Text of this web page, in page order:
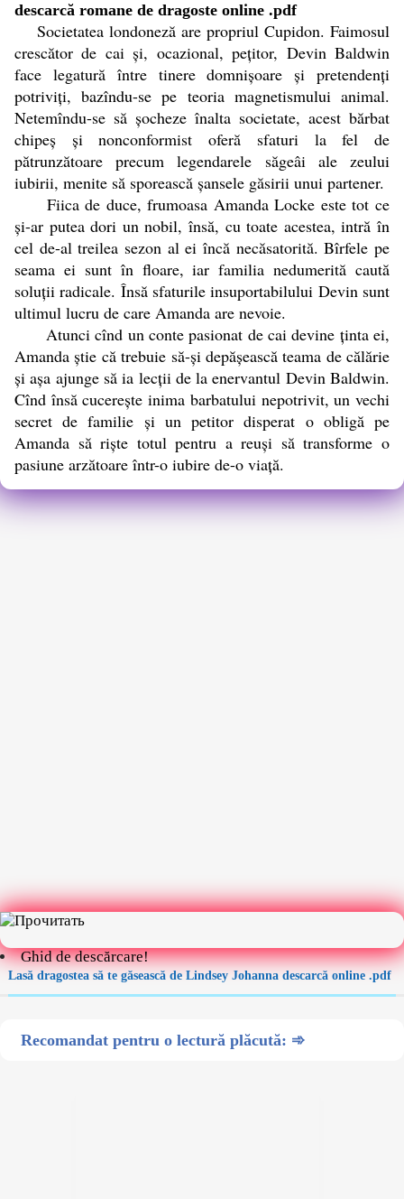
descarcă romane de dragoste online .pdf
Societatea londoneză are propriul Cupidon. Faimosul
crescător de cai și, ocazional, pețitor, Devin Baldwin
face legatură între tinere domnișoare și pretendenți
potriviți, bazîndu-se pe teoria magnetismului animal.
Netemîndu-se să șocheze înalta societate, acest bărbat
chipeș și nonconformist oferă sfaturi la fel de
pătrunzătoare precum legendarele săgeâi ale zeului
iubirii, menite să sporească șansele găsirii unui partener.
Fiica de duce, frumoasa Amanda Locke este tot ce
și-ar putea dori un nobil, însă, cu toate acestea, intră în
cel de-al treilea sezon al ei încă necăsatorită. Bîrfele pe
seama ei sunt în floare, iar familia nedumerită caută
soluții radicale. Însă sfaturile insuportabilului Devin sunt
ultimul lucru de care Amanda are nevoie.
Atunci cînd un conte pasionat de cai devine ținta ei,
Amanda știe că trebuie să-și depășească teama de călărie
și așa ajunge să ia lecții de la enervantul Devin Baldwin.
Cînd însă cucerește inima barbatului nepotrivit, un vechi
secret de familie și un petitor disperat o obligă pe
Amanda să riște totul pentru a reuși să transforme o
pasiune arzătoare într-o iubire de-o viață.
Ghid de descărcare!
Lasă dragostea să te găsească de Lindsey Johanna descarcă online .pdf
Recomandat pentru o lectură plăcută: ➾